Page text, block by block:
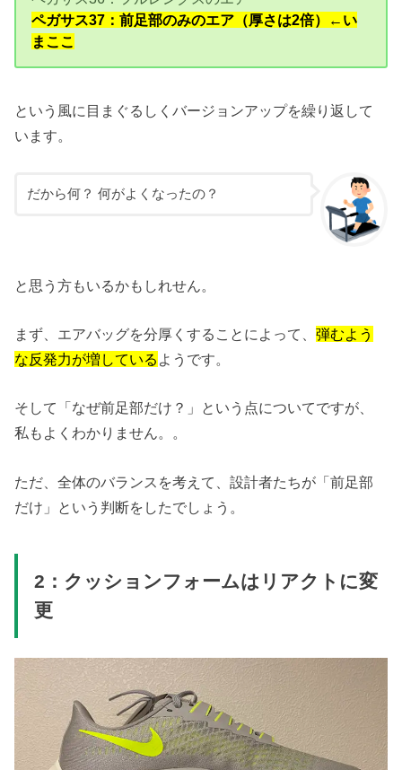
ペガサス37：前足部のみのエア（厚さは2倍）←い
まここ
という風に目まぐるしくバージョンアップを繰り返して
います。
だから何？ 何がよくなったの？
と思う方もいるかもしれせん。
まず、エアバッグを分厚くすることによって、弾むよう
な反発力が増している ようです。
そして「なぜ前足部だけ？」という点についてですが、
私もよくわかりません。。
ただ、全体のバランスを考えて、設計者たちが「前足部
だけ」という判断をしたでしょう。
2：クッションフォームはリアクトに変
更